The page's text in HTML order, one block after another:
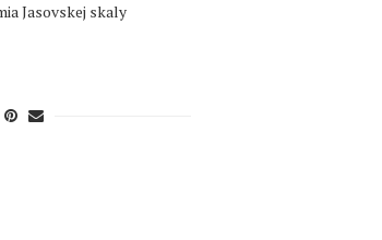
Jasovskej skaly